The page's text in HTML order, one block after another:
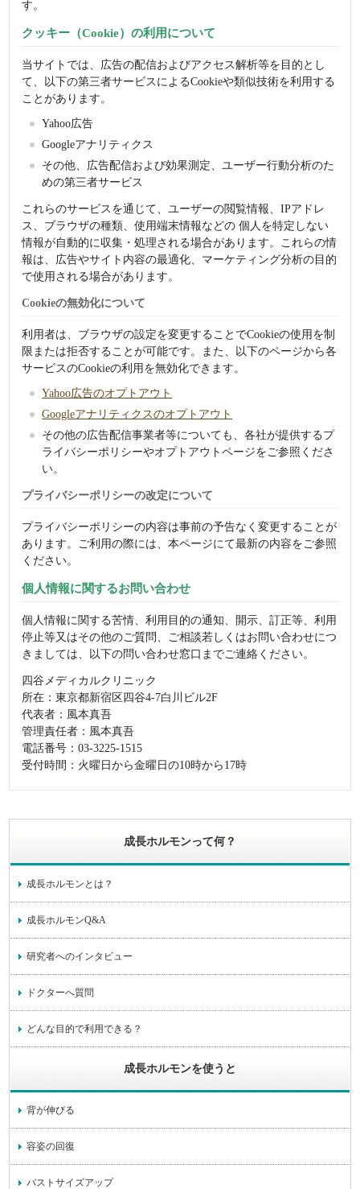
す。
クッキー（Cookie）の利用について
当サイトでは、広告の配信およびアクセス解析等を目的とし
て、以下の第三者サービスによるCookieや類似技術を利用する
ことがあります。
Yahoo広告
Googleアナリティクス
その他、広告配信および効果測定、ユーザー行動分析のた
めの第三者サービス
これらのサービスを通じて、ユーザーの閲覧情報、IPアドレ
ス、ブラウザの種類、使用端末情報などの 個人を特定しない
情報が自動的に収集・処理される場合があります。これらの情
報は、広告やサイト内容の最適化、マーケティング分析の目的
で使用される場合があります。
Cookieの無効化について
利用者は、ブラウザの設定を変更することでCookieの使用を制
限または拒否することが可能です。また、以下のページから各
サービスのCookieの利用を無効化できます。
Yahoo広告のオプトアウト
Googleアナリティクスのオプトアウト
その他の広告配信事業者等についても、各社が提供するプ
ライバシーポリシーやオプトアウトページをご参照くださ
い。
プライバシーポリシーの改定について
プライバシーポリシーの内容は事前の予告なく変更することが
あります。ご利用の際には、本ページにて最新の内容をご参照
ください。
個人情報に関するお問い合わせ
個人情報に関する苦情、利用目的の通知、開示、訂正等、利用
停止等又はその他のご質問、ご相談若しくはお問い合わせにつ
きましては、以下の問い合わせ窓口までご連絡ください。
四谷メディカルクリニック
所在：東京都新宿区四谷4-7白川ビル2F
代表者：風本真吾
管理責任者：風本真吾
電話番号：03-3225-1515
受付時間：火曜日から金曜日の10時から17時
成長ホルモンって何？
成長ホルモンとは？
成長ホルモンQ&A
研究者へのインタビュー
ドクターへ質問
どんな目的で利用できる？
成長ホルモンを使うと
背が伸びる
容姿の回復
バストサイズアップ